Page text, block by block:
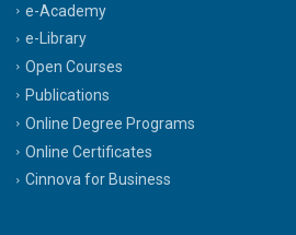
e-Academy
e-Library
Open Courses
Publications
Online Degree Programs
Online Certificates
Cinnova for Business